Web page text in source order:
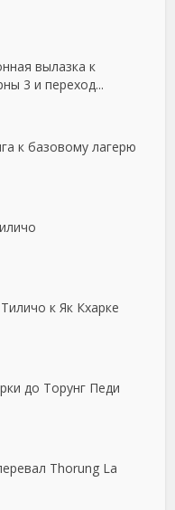
вылазка к
3 и переход...
к базовому лагерю
к Як Кхарке
до Торунг Педи
Thorung La